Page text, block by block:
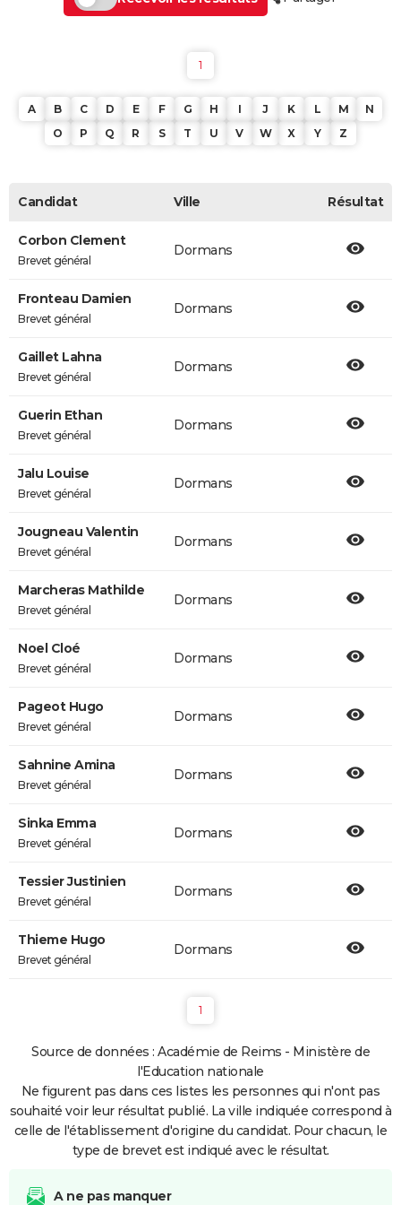
1
A B C D E F G H I J K L M
N
O
P Q R S T U V W X Y Z
Candidat Ville Résultat
Corbon Clement
Brevet général
Dormans
Fronteau Damien
Brevet général
Dormans
Gaillet Lahna
Brevet général
Dormans
Guerin Ethan
Brevet général
Dormans
Jalu Louise
Brevet général
Dormans
Jougneau Valentin
Brevet général
Dormans
Marcheras Mathilde
Brevet général
Dormans
Noel Cloé
Brevet général
Dormans
Pageot Hugo
Brevet général
Dormans
Sahnine Amina
Brevet général
Dormans
Sinka Emma
Brevet général
Dormans
Tessier Justinien
Brevet général
Dormans
Thieme Hugo
Brevet général
Dormans
1
Source de données : Académie de Reims - Ministère de
l'Education nationale
Ne figurent pas dans ces listes les personnes qui n'ont pas
souhaité voir leur résultat publié. La ville indiquée correspond à
celle de l'établissement d'origine du candidat. Pour chacun, le
type de brevet est indiqué avec le résultat.
A ne pas manquer